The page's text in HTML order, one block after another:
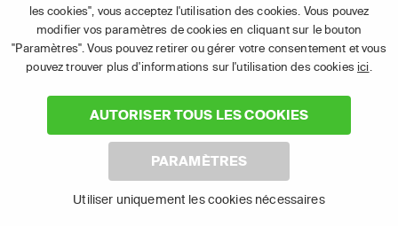
les cookies", vous acceptez l'utilisation des cookies. Vous pouvez
modifier vos paramètres de cookies en cliquant sur le bouton
"Paramètres". Vous pouvez retirer ou gérer votre consentement et vous
pouvez trouver plus d'informations sur l'utilisation des cookies ici
AUTORISER TOUS LES COOKIES
PARAMÈTRES
Utiliser uniquement les cookies nécessaires
(1) Les 30 premiers jours sont gratuits: Pour toute nouvelle
souscription à un abonnement APP TV Basic.
(3) Restart & Replay:Voir toutes les chaînes disposant de cette
fonctionnalité.